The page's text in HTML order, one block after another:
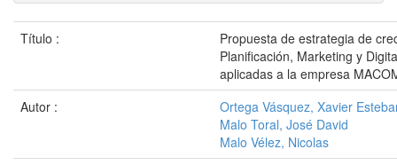
Título :
Propuesta de estrategia de
Planificación, Marketing y
aplicadas a la empresa
Autor :
Ortega Vásquez, Xavier
Malo Toral, José David
Malo Vélez, Nicolas